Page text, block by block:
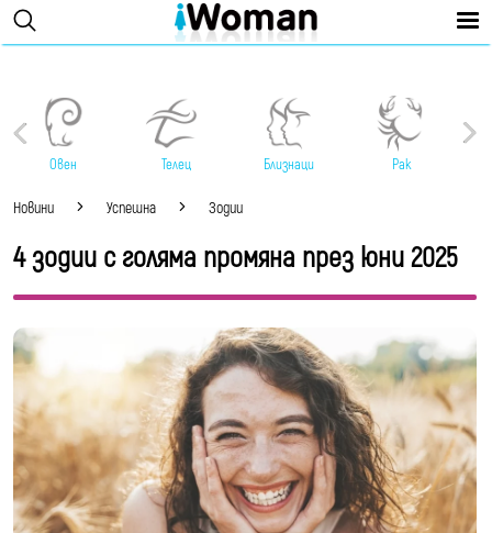
Овен Телец Близнаци Рак
Новини Успешна Зодии
4 зодии с голяма промяна през юни 2025